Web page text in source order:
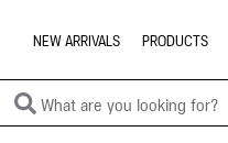
NEW ARRIVALS PRODUCTS